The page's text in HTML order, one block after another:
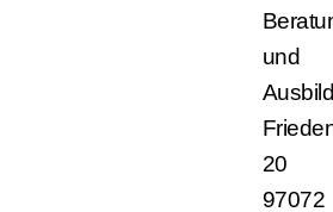
und
20
97072